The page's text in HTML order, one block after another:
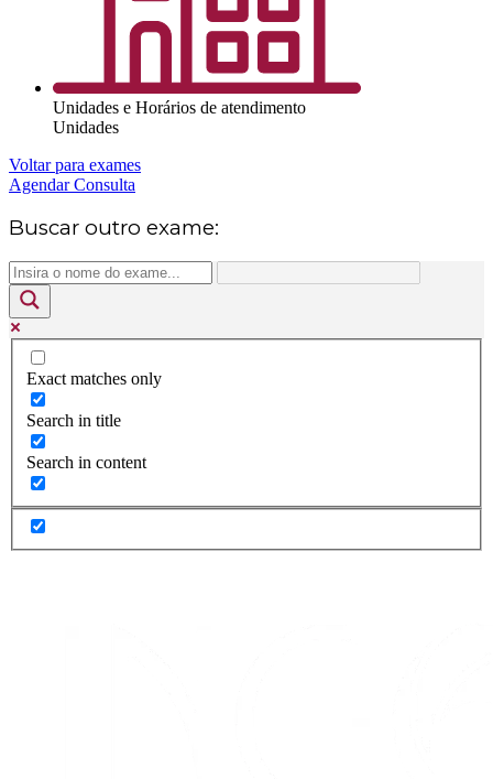
Unidades e Horários de atendimento
Unidades
Voltar para exames
Agendar Consulta
Buscar outro exame:
Exact matches only
Search in title
Search in content